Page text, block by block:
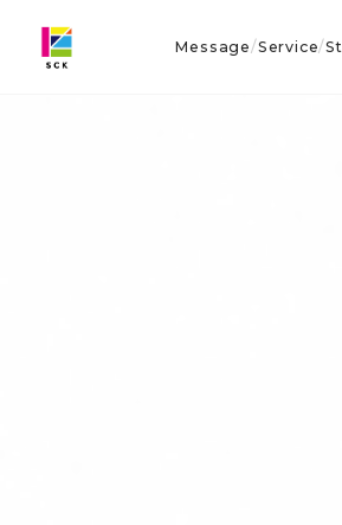
Message/Service/